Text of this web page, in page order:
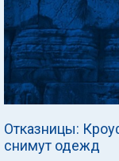
Отказницы:
снимут одежд